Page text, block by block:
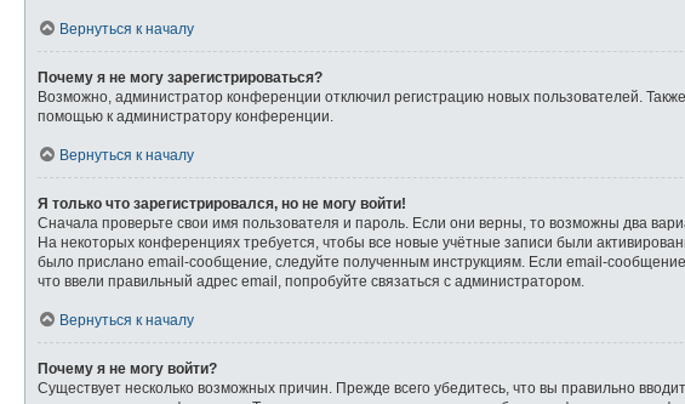
Вернуться к началу
Почему я не могу зарегистрироваться?
Возможно, администратор конференции отключил регистрацию новых пользователей.
помощью к администратору конференции.
Вернуться к началу
Я только что зарегистрировался, но не могу войти!
Сначала проверьте свои имя пользователя и пароль. Если они верны, то возможны два
На некоторых конференциях требуется, чтобы все новые учётные записи были
было прислано email-сообщение, следуйте полученным инструкциям. Если email-
что ввели правильный адрес email, попробуйте связаться с администратором.
Вернуться к началу
Почему я не могу войти?
Существует несколько возможных причин. Прежде всего убедитесь, что вы правильно